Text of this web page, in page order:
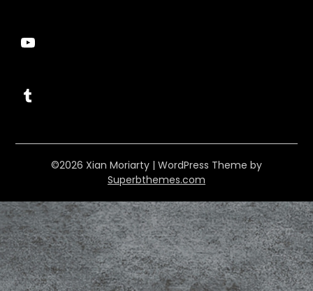
YouTube
Tumblr
©2026 Xian Moriarty | WordPress Theme by
Superbthemes.com